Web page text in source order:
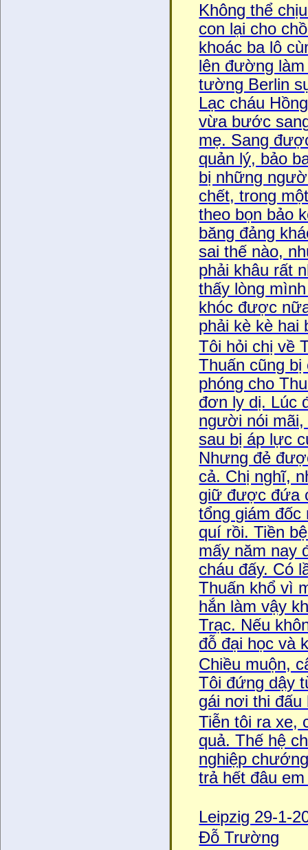
Không thể
con lại cho
khoác ba lô
lên đường
tường Berlin
Lạc cháu
vừa bước
mẹ. Sang
quản lý, bảo
bị những
chết, trong
theo bọn bảo
băng đảng
sai thế nào,
phải khâu rất
thấy lòng
khóc được
phải kè kè
Tôi hỏi chị về
Thuấn cũng
phóng cho
đơn ly dị. Lúc
người nói
sau bị áp lực
Nhưng đẻ
cả. Chị nghĩ,
giữ được đứa
tổng giám đốc
quí rồi. Tiền
mấy năm nay
cháu đấy. Có
Thuấn khổ vì
hắn làm vậy
Trạc. Nếu
đỗ đại học và
Chiều muộn,
Tôi đứng dậy
gái nơi thi đấu
Tiễn tôi ra xe,
quả. Thế hệ
nghiệp
trả hết đâu
Leipzig 29-1-
Đỗ Trường